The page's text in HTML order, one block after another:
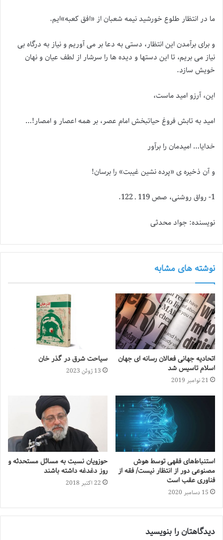
ما در انتظار طلوع خورشید نیمه شعبان از «افق کعبه»ایم.
و برای برآمدن این انتظار، دستی به دعا بر می آوریم و نیاز به درگاه بی
نیاز می بریم، تا این دستها و دیده ها را سرشار از لطف عیان و نهان
خویش سازد.
این، آرزو امید ماست،
امید به تابش فروغ حیاتبخش امام عصر، بر همه اعصار و امصار!…
خدایا… امیدمان را برآور
و آن ذخیره ی «پرده نشین غیبت» را برسان!
1- رواق روشنی، صص 119 ـ 122.
نویسنده: جواد محدثی
نوشته های مشابه
اتحادیه جهانی فعالان رسانه ای جهان
اسلام تاسیس شد
21 نوامبر 2019
سیاحت شرق در گذر خان
13 ژوئن 2023
استنباط‌های فقهی توسط هوش
مصنوعی دور از انتظار نیست/ فقه از
فناوری عقب است
15 دسامبر 2020
حوزویان نسبت به مسائل مستحدثه و
روز دغدغه داشته باشند
22 اکتبر 2018
دیدگاهتان را بنویسید